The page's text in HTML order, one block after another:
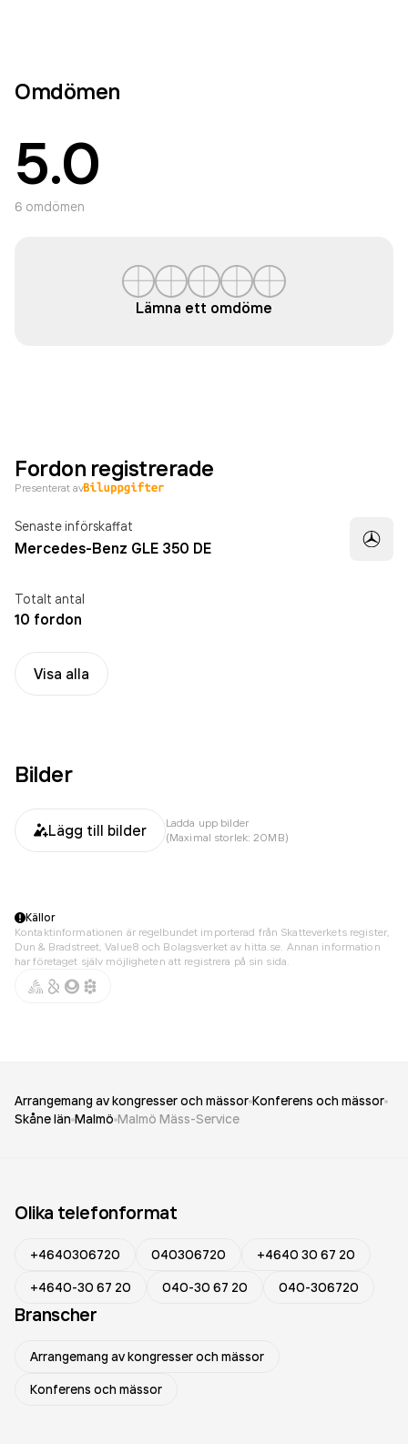
Omdömen
5.0
6 omdömen
Lämna ett omdöme
Fordon registrerade
Presenterat av
Senaste införskaffat
Mercedes-Benz GLE 350 DE
Totalt antal
10 fordon
Visa alla
Bilder
Lägg till bilder
Ladda upp bilder
(Maximal storlek: 20MB)
Källor
Kontaktinformationen är regelbundet importerad från Skatteverkets register,
Dun & Bradstreet, Value8 och Bolagsverket av hitta.se. Annan information
har företaget själv möjligheten att registrera på sin sida.
Arrangemang av kongresser och mässor Konferens och mässor
Skåne län Malmö Malmö Mäss-Service
Olika telefonformat
+4640306720 040306720
+4640 30 67 20
+4640-30 67 20
040-30 67 20 040-306720
Branscher
Arrangemang av kongresser och mässor
Konferens och mässor